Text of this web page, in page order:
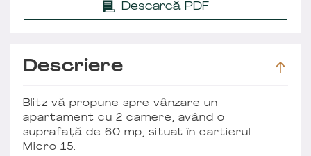
Descarcă PDF
Descriere
Blitz vă propune spre vânzare un
apartament cu 2 camere, având o
suprafață de 60 mp, situat în cartierul
Micro 15.